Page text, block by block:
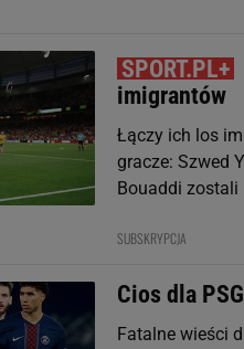
imigrantów
Łączy ich los
gracze: Szwed
Bouaddi zostali
SUBSKRYPCJA
Cios dla
Fatalne wieści